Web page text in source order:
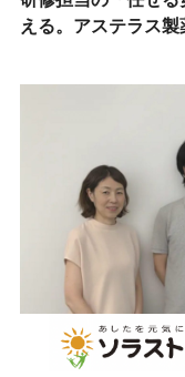
える。アステラス